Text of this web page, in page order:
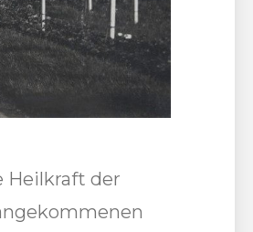
Heilkraft der